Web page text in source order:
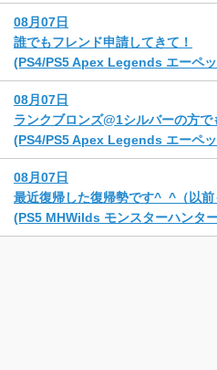
08月07日
誰でもフレンド申請してきて！
(PS4/PS5 Apex Legends エーペ
08月07日
ランクブロンズ@1シルバーの方
(PS4/PS5 Apex Legends エーペ
08月07日
最近復帰した復帰勢です^_^（以
(PS5 MHWilds モンスターハンタ